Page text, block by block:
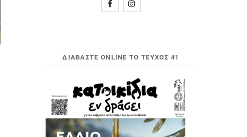
ΔΙΑΒΆΣΤΕ ONLINE ΤΟ ΤΕΎΧΟΣ 41